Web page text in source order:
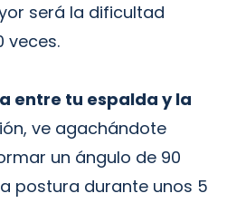
será la dificultad
veces.
entre tu espalda y la
ve agachándote
un ángulo de 90
postura durante unos 5